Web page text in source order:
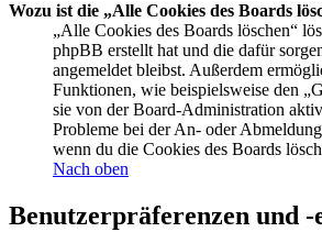
Wozu ist die „Alle Cookies des Boards
„Alle Cookies des Boards löschen“
phpBB erstellt hat und die dafür
angemeldet bleibst. Außerdem
Funktionen, wie beispielsweise den
sie von der Board-Administration
Probleme bei der An- oder
wenn du die Cookies des Boards
Nach oben
Benutzerpräferenzen und -